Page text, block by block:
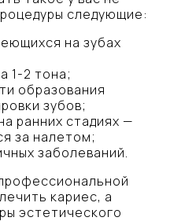
следующие:
на зубах
1-2 тона;
образования
зубов;
ранних стадиях —
за налетом;
заболеваний.
кариес, а
эстетического